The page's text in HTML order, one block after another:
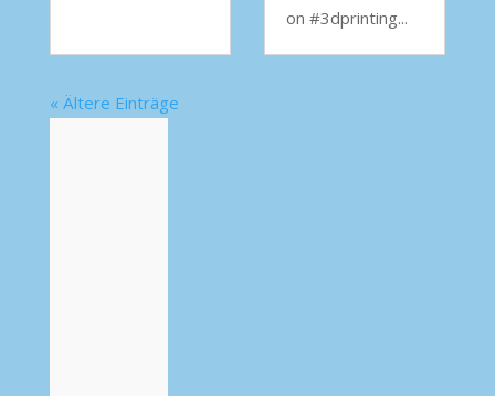
on #3dprinting...
« Ältere Einträge